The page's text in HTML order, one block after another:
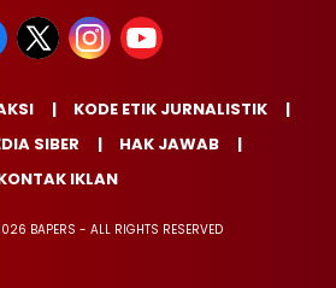
KODE ETIK JURNALISTIK
SIBER
HAK JAWAB
IKLAN
BAPERS - ALL RIGHTS RESERVED